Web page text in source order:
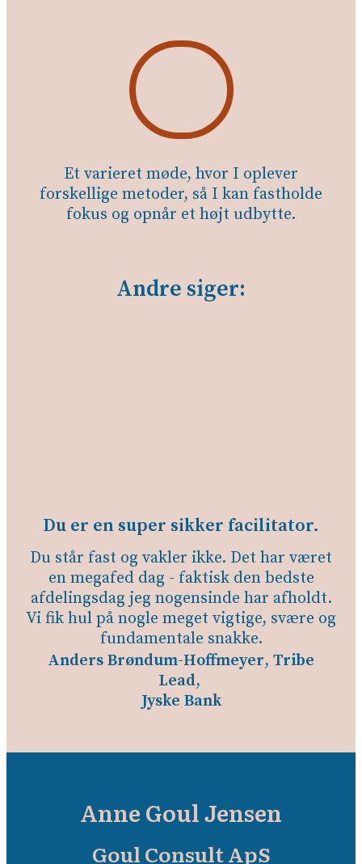
Et varieret møde, hvor I oplever
forskellige metoder, så I kan fastholde
fokus og opnår et højt udbytte.
Andre siger:
Du er en super sikker facilitator.
Du står fast og vakler ikke. Det har været
en megafed dag - faktisk den bedste
afdelingsdag jeg nogensinde har afholdt.
Vi fik hul på nogle meget vigtige, svære og
fundamentale snakke.
Anders Brøndum-Hoffmeyer, Tribe
Lead,
Jyske Bank
Anne Goul Jensen
Goul Consult ApS